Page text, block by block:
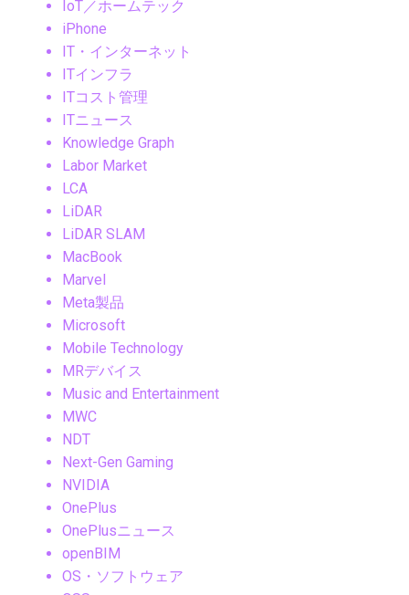
IoT／ホームテック
iPhone
IT・インターネット
ITインフラ
ITコスト管理
ITニュース
Knowledge Graph
Labor Market
LCA
LiDAR
LiDAR SLAM
MacBook
Marvel
Meta製品
Microsoft
Mobile Technology
MRデバイス
Music and Entertainment
MWC
NDT
Next-Gen Gaming
NVIDIA
OnePlus
OnePlusニュース
openBIM
OS・ソフトウェア